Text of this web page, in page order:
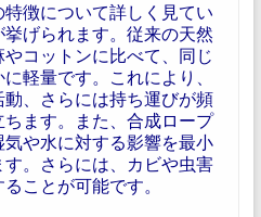
徴について詳しく見てい
げられます。従来の天然
コットンに比べて、同じ
軽量です。これにより、
、さらには持ち運びが頻
ます。また、合成ロープ
や水に対する影響を最小
。さらには、カビや虫害
ことが可能です。